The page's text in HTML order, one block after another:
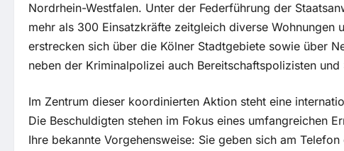
Nordrhein-Westfalen. Unter der Federführung der
mehr als 300 Einsatzkräfte zeitgleich diverse Wohnungen
erstrecken sich über die Kölner Stadtgebiete sowie über
neben der Kriminalpolizei auch Bereitschaftspolizisten
Im Zentrum dieser koordinierten Aktion steht eine
Die Beschuldigten stehen im Fokus eines umfangreichen
Ihre bekannte Vorgehensweise: Sie geben sich am